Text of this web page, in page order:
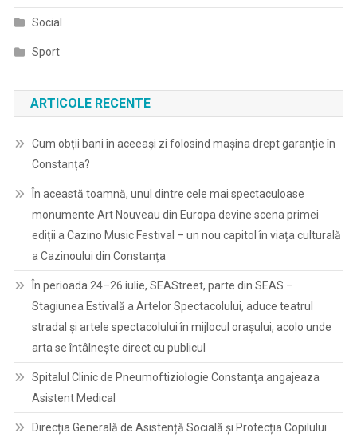
Social
Sport
ARTICOLE RECENTE
Cum obții bani în aceeași zi folosind mașina drept garanție în
Constanța?
În această toamnă, unul dintre cele mai spectaculoase
monumente Art Nouveau din Europa devine scena primei
ediții a Cazino Music Festival – un nou capitol în viața culturală
a Cazinoului din Constanța
În perioada 24–26 iulie, SEAStreet, parte din SEAS –
Stagiunea Estivală a Artelor Spectacolului, aduce teatrul
stradal și artele spectacolului în mijlocul orașului, acolo unde
arta se întâlnește direct cu publicul
Spitalul Clinic de Pneumoftiziologie Constanţa angajeaza
Asistent Medical
Direcția Generală de Asistență Socială și Protecția Copilului